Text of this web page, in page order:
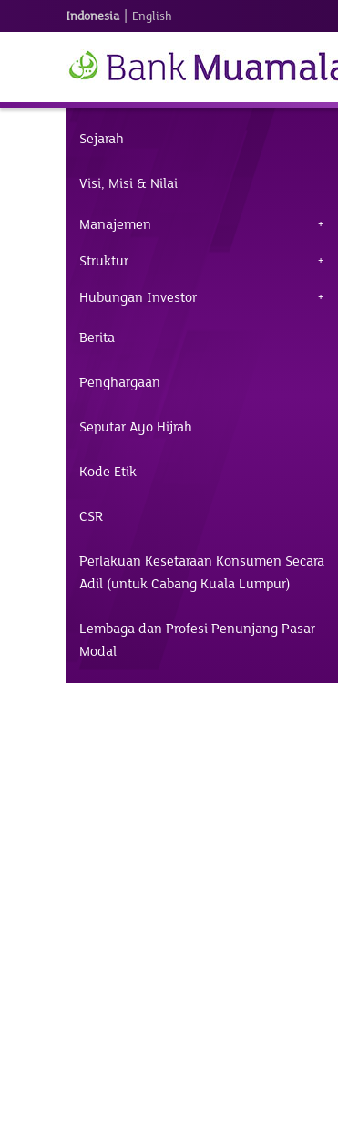
Indonesia | English
Sejarah
Visi, Misi & Nilai
Manajemen
Struktur
Hubungan Investor
Berita
Penghargaan
Seputar Ayo Hijrah
Kode Etik
CSR
Perlakuan Kesetaraan Konsumen Secara
Adil (untuk Cabang Kuala Lumpur)
Lembaga dan Profesi Penunjang Pasar
Modal